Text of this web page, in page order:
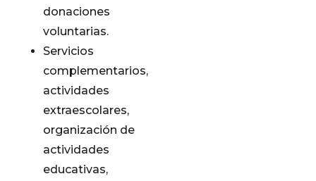
donaciones
voluntarias.
Servicios
complementarios,
actividades
extraescolares,
organización de
actividades
educativas,